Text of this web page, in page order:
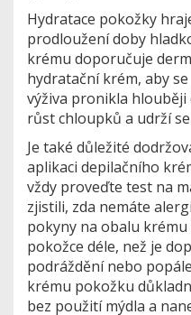
Hydratace pokožky
prodloužení doby
krému doporučuje
hydratační krém, aby
výživa pronikla hlouběji
růst chloupků a udrží
Je také důležité
aplikaci depilačního
vždy proveďte test na
zjistili, zda nemáte
pokyny na obalu
pokožce déle, než je
podráždění nebo
krému pokožku
bez použití mýdla a